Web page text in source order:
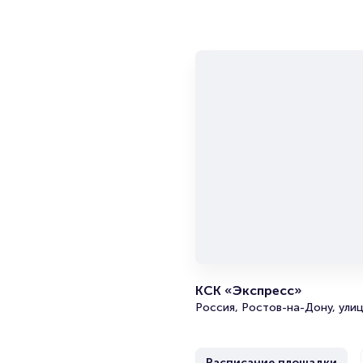
КСК «Экспресс»
Россия, Ростов-на-Дону,